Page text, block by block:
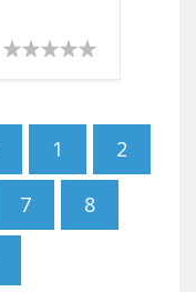
1 2
7 8